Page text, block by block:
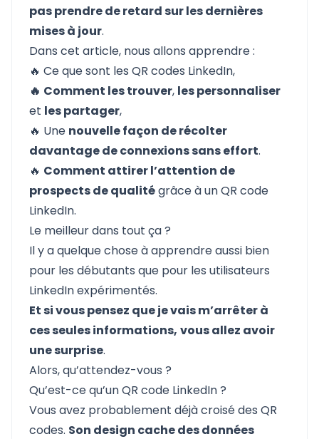
pas prendre de retard sur les dernières
mises à jour.
Dans cet article, nous allons apprendre :
🔥 Ce que sont les QR codes LinkedIn,
🔥 Comment les trouver, les personnaliser
et les partager,
🔥 Une nouvelle façon de récolter
davantage de connexions sans effort.
🔥 Comment attirer l’attention de
prospects de qualitégrâce à un QR code
LinkedIn.
Le meilleur dans tout ça ?
Il y a quelque chose à apprendre aussi bien
pour les débutants que pour les utilisateurs
LinkedIn expérimentés.
Et si vous pensez que je vais m’arrêter à
ces seules informations, vous allez avoir
une surprise.
Alors, qu’attendez-vous ?
Qu’est-ce qu’un QR code LinkedIn ?
Vous avez probablement déjà croisé des QR
codes. Son design cache des données